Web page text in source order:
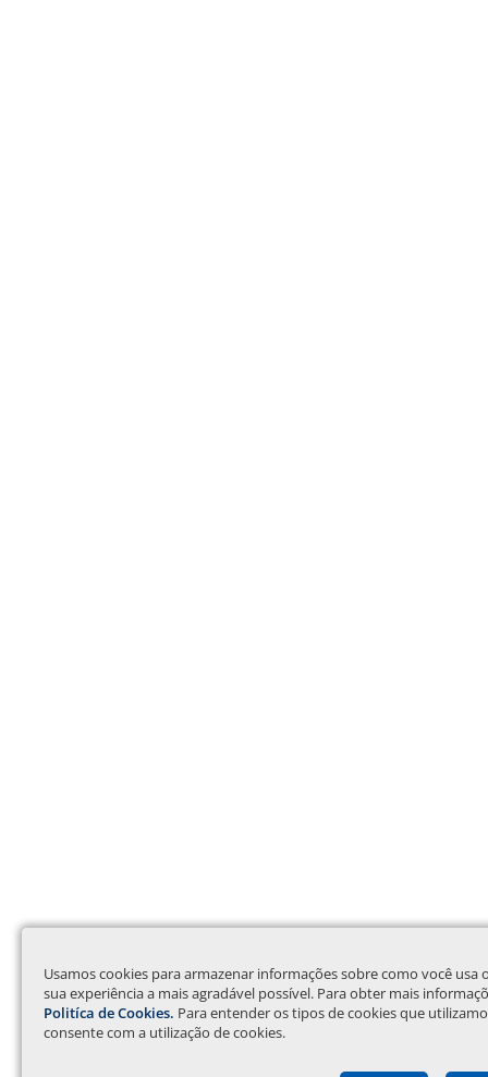
Usamos cookies para armazenar informações sobre como você
sua experiência a mais agradável possível. Para obter mais
Politíca de Cookies. Para entender os tipos de cookies que
consente com a utilização de cookies.